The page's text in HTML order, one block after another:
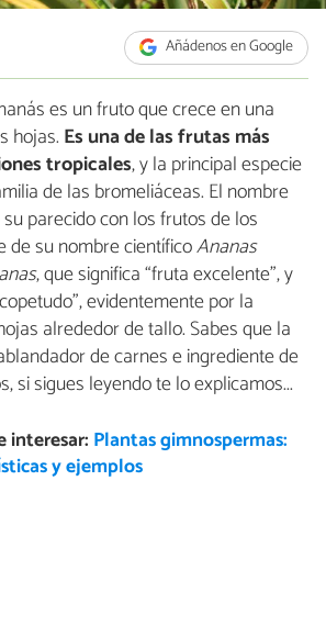
Añádenos en Google
es un fruto que crece en una
hojas. Es una de las frutas más
tropicales, y la principal especie
de las bromeliáceas. El nombre
su parecido con los frutos de los
de su nombre científicoAnanas
, que significa “fruta excelente”, y
evidentemente por la
alrededor de tallo. Sabes que la
de carnes e ingrediente de
si sigues leyendo te lo explicamos...
interesar: Plantas gimnospermas:
y ejemplos